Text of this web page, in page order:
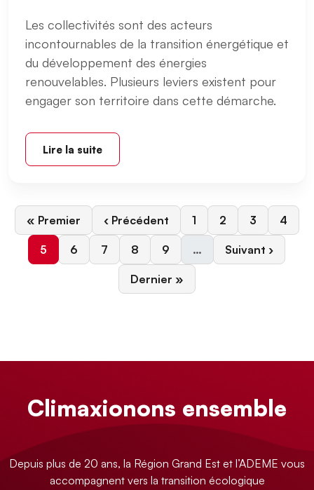
Les collectivités sont des acteurs
incontournables de la transition énergétique et
du développement des énergies
renouvelables. Plusieurs leviers existent pour
engager son territoire dans cette démarche.
Lire la suite
Première page
« Premier Page précédente
‹ Précédent Page
1 Page
2 Page
3 Page
4
Page courante
5 Page
6 Page
7 Page
8 Page
9 … Page suivante
Suivant ›
Dernière page
Dernier »
Climaxionons ensemble
Depuis plus de 20 ans, la Région Grand Est et l’ADEME vous
accompagnent vers la transition écologique